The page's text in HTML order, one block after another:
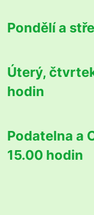
Pondělí a
Úterý,
hodin
Podatelna a
15.00 hodin